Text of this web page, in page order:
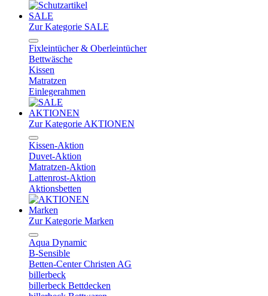
SALE
Zur Kategorie SALE
Fixleintücher & Oberleintücher
Bettwäsche
Kissen
Matratzen
Einlegerahmen
AKTIONEN
Zur Kategorie AKTIONEN
Kissen-Aktion
Duvet-Aktion
Matratzen-Aktion
Lattenrost-Aktion
Aktionsbetten
Marken
Zur Kategorie Marken
Aqua Dynamic
B-Sensible
Betten-Center Christen AG
billerbeck
billerbeck Bettdecken